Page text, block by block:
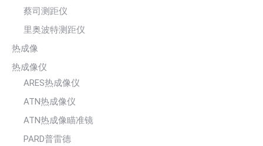
蔡司测距仪
里奥波特测距仪
热成像
热成像仪
ARES热成像仪
ATN热成像仪
ATN热成像瞄准镜
PARD普雷德